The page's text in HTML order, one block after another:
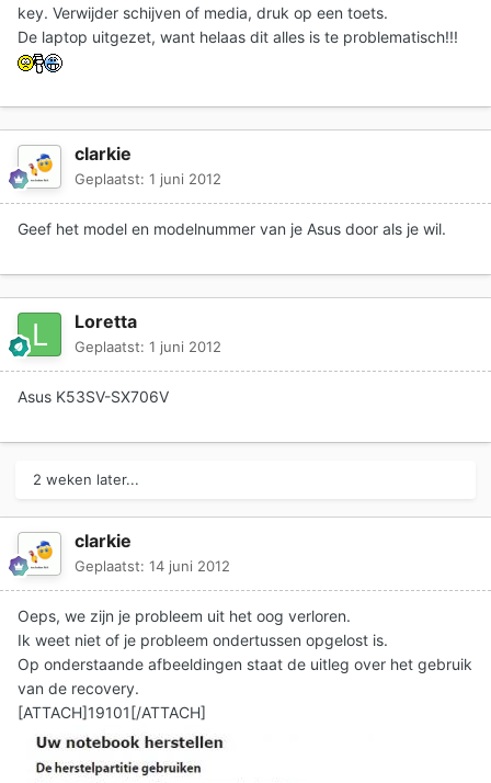
key. Verwijder schijven of media, druk op een toets.
De laptop uitgezet, want helaas dit alles is te problematisch!!!
clarkie
Geplaatst: 1 juni 2012
Geef het model en modelnummer van je Asus door als je wil.
Loretta
Geplaatst: 1 juni 2012
Asus K53SV-SX706V
2 weken later...
clarkie
Geplaatst: 14 juni 2012
Oeps, we zijn je probleem uit het oog verloren.
Ik weet niet of je probleem ondertussen opgelost is.
Op onderstaande afbeeldingen staat de uitleg over het gebruik
van de recovery.
[ATTACH]19101[/ATTACH]